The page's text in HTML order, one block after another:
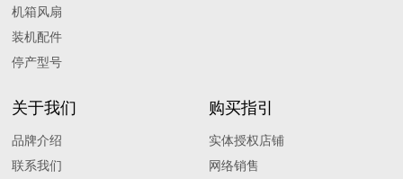
机箱风扇
装机配件
停产型号
关于我们
品牌介绍
联系我们
购买指引
实体授权店铺
网络销售